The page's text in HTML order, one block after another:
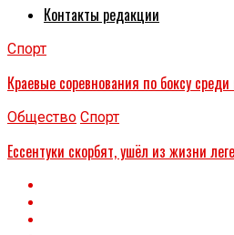
Контакты редакции
Спорт
Краевые соревнования по боксу
Общество Спорт
Ессентуки скорбят, ушёл из жизни